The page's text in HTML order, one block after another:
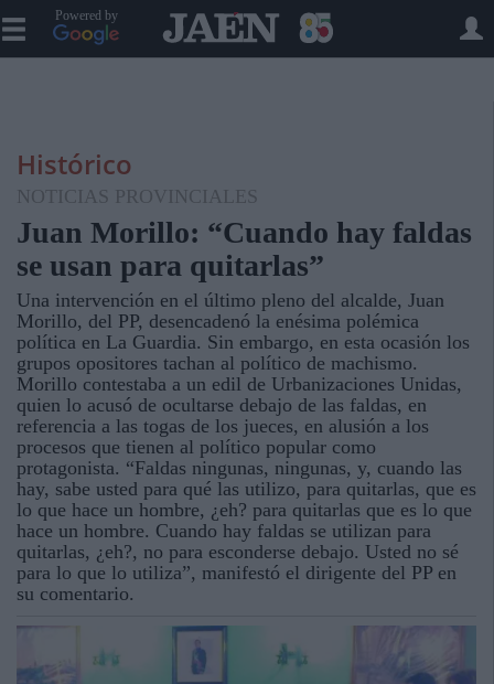
Powered by
Histórico
NOTICIAS PROVINCIALES
Juan Morillo: “Cuando hay faldas
se usan para quitarlas”
Una intervención en el último pleno del alcalde, Juan
Morillo, del PP, desencadenó la enésima polémica
política en La Guardia. Sin embargo, en esta ocasión los
grupos opositores tachan al político de machismo.
Morillo contestaba a un edil de Urbanizaciones Unidas,
quien lo acusó de ocultarse debajo de las faldas, en
referencia a las togas de los jueces, en alusión a los
procesos que tienen al político popular como
protagonista. “Faldas ningunas, ningunas, y, cuando las
hay, sabe usted para qué las utilizo, para quitarlas, que es
lo que hace un hombre, ¿eh? para quitarlas que es lo que
hace un hombre. Cuando hay faldas se utilizan para
quitarlas, ¿eh?, no para esconderse debajo. Usted no sé
para lo que lo utiliza”, manifestó el dirigente del PP en
su comentario.